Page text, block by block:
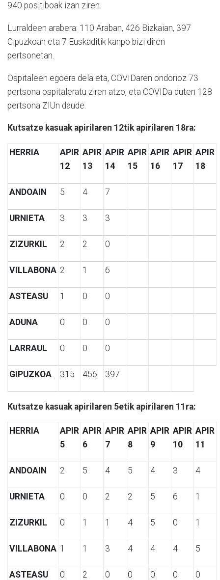
940 positiboak izan ziren.
Lurraldeen arabera: 110 Araban, 426 Bizkaian, 397
Gipuzkoan eta 7 Euskaditik kanpo bizi diren
pertsonetan.
Ospitaleen egoera dela eta, COVIDaren ondorioz 73
pertsona ospitaleratu ziren atzo, eta COVIDa duten 128
pertsona ZIUn daude.
Kutsatze kasuak apirilaren 12tik apirilaren 18ra:
HERRIA
APIR
12
APIR
13
APIR
14
APIR
15
APIR
16
APIR
17
APIR
18
ANDOAIN 5 4 7
URNIETA 3 3 3
ZIZURKIL 2 2 0
VILLABONA 2 1 6
ASTEASU 1 0 0
ADUNA 0 0 0
LARRAUL 0 0 0
GIPUZKOA 315 456 397
Kutsatze kasuak apirilaren 5etik apirilaren 11ra:
HERRIA
APIR
5
APIR
6
APIR
7
APIR
8
APIR
9
APIR
10
APIR
11
ANDOAIN 2 5 4 5 4 3 4
URNIETA 0 0 2 2 5 6 1
ZIZURKIL 0 1 1 4 5 0 1
VILLABONA 1 1 3 4 4 4 5
ASTEASU 0 2 0 0 0 0 0